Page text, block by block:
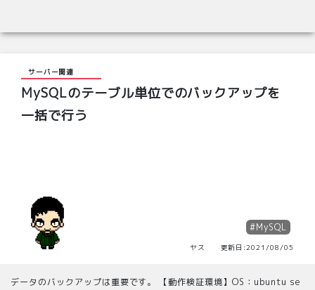
サーバー関連
MySQLのテーブル単位でのバックアップを
一括で行う
#MySQL
ヤス 更新日:2021/08/05
データのバックアップは重要です。 【動作検証環境】OS：ubuntu se